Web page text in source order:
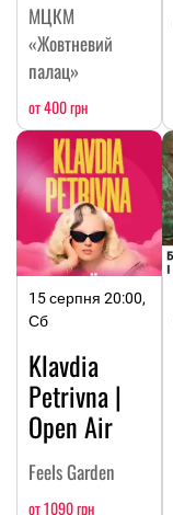
МЦКМ
«Жовтневий
палац»
от 400 грн
15 серпня 20:00,
Сб
Klavdia
Petrivna |
Open Air
Feels Garden
от 1090 грн